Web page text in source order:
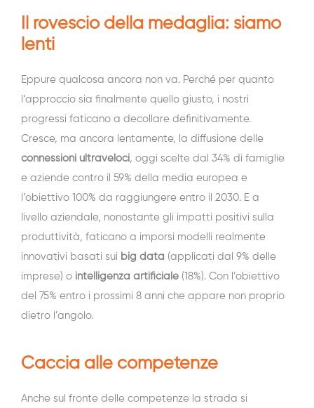
Il rovescio della medaglia: siamo
lenti
Eppure qualcosa ancora non va. Perché per quanto
l’approccio sia finalmente quello giusto, i nostri
progressi faticano a decollare definitivamente.
Cresce, ma ancora lentamente, la diffusione delle
connessioni ultraveloci, oggi scelte dal 34% di famiglie
e aziende contro il 59% della media europea e
l’obiettivo 100% da raggiungere entro il 2030. E a
livello aziendale, nonostante gli impatti positivi sulla
produttività, faticano a imporsi modelli realmente
innovativi basati sui big data (applicati dal 9% delle
imprese) o intelligenza artificiale (18%). Con l’obiettivo
del 75% entro i prossimi 8 anni che appare non proprio
dietro l’angolo.
Caccia alle competenze
Anche sul fronte delle competenze la strada si